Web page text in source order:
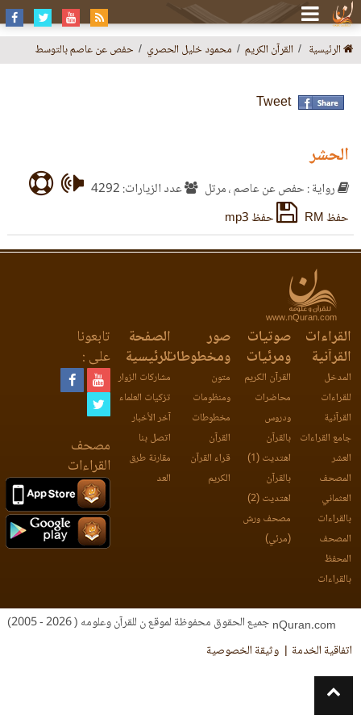
الرئيسية القرآن الكريم محمود خليل الحصري حفص عن عاصم بالتوسط
Tweet
الحشر
رواية : حفص عن عاصم ، مرتل
عدد الزيارات: 4292
حفظ RM
حفظ mp3
www.nQuran.com
القراءات
القرآنية
المدخل
للقراءات
القرآنية
جامع القراءات
العشر
المصحف
العثماني
بالقراءات
المصحف
المحفظ
بالقراءات
صوتيات
ومرئيات
القرآن الكريم
محاضرات
ودروس
بالقرآن
اهتديت (1)
بالقرآن
اهتديت (2)
مصحف ورش
(مرئي)
صور
ومخطوطات
متون
ومنظومات
مخطوطات
القرآن
قراء القرآن
الكريم
الصفحة
الرئيسية
مشاركات الزوار
تزكيات العلماء
آخر الأخبار
اتصل بنا
مقارنة طرق
العد
تابعونا
على :
مصحف
القراءات
جميع الحقوق محفوظة لموقع ن للقرآن وعلومه ( 2026 - 2005)
اتفاقية الخدمة
وثيقة الخصوصية